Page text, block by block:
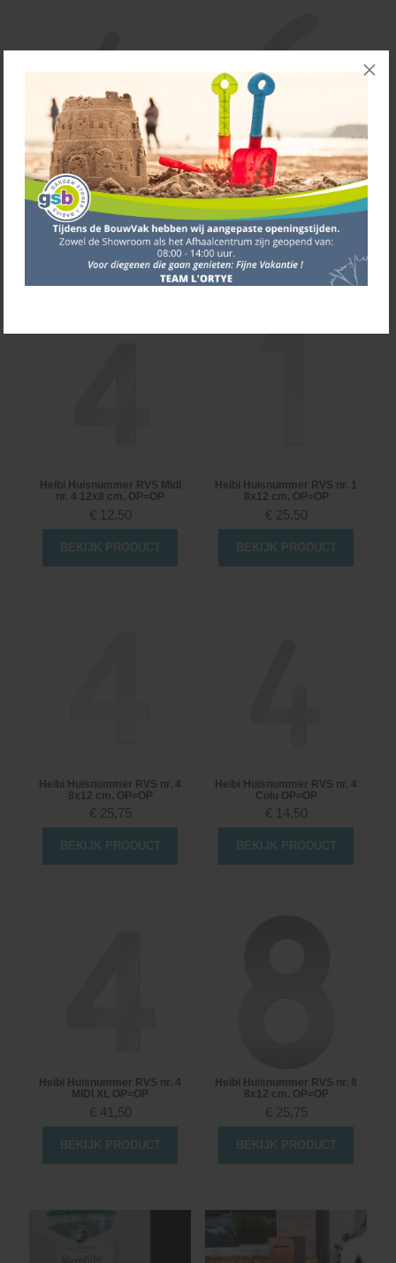
Heibi Huisnummer RVS
MAX nr. 4 10x16 cm. OP=OP
€ 29,75
BEKIJK PRODUCT
Heibi Huisnummer RVS
MAX XXL nr. 6 19x30 cm.
OP=OP
€ 47,00
BEKIJK PRODUCT
Heibi Huisnummer RVS Midi
nr. 4 12x8 cm. OP=OP
€ 12,50
BEKIJK PRODUCT
Heibi Huisnummer RVS nr. 1
8x12 cm. OP=OP
€ 25,50
BEKIJK PRODUCT
Heibi Huisnummer RVS nr. 4
8x12 cm. OP=OP
€ 25,75
BEKIJK PRODUCT
Heibi Huisnummer RVS nr. 4
Colu OP=OP
€ 14,50
BEKIJK PRODUCT
Heibi Huisnummer RVS nr. 4
MIDI XL OP=OP
€ 41,50
BEKIJK PRODUCT
Heibi Huisnummer RVS nr. 8
8x12 cm. OP=OP
€ 25,75
BEKIJK PRODUCT